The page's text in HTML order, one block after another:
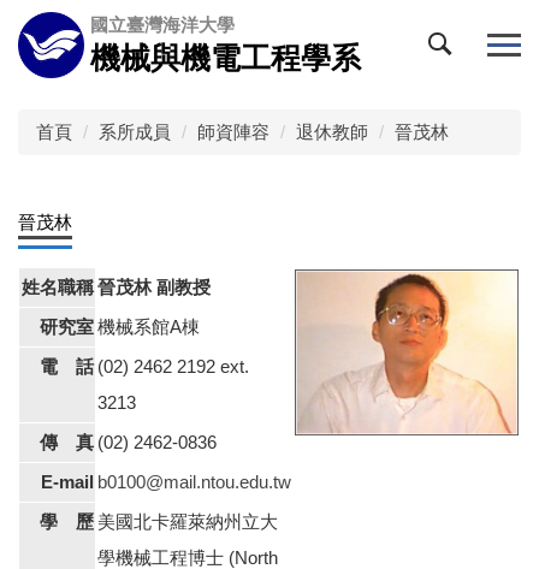
跳
到
主
國立臺灣海洋大學
機械與機電工程學系
首頁 系所成員 師資陣容 退休教師 晉茂林
晉茂林
姓名職稱晉茂林 副教授
研究室機械系館A棟
電 話 (02) 2462 2192 ext.
3213
傳 真 (02) 2462-0836
E-mail b0100@mail.ntou.edu.tw
學 歷 美國北卡羅萊納州立大
學機械工程博士 (North